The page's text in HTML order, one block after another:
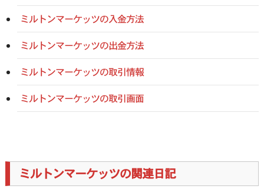
ミルトンマーケッツの入金方法
ミルトンマーケッツの出金方法
ミルトンマーケッツの取引情報
ミルトンマーケッツの取引画面
ミルトンマーケッツの関連日記